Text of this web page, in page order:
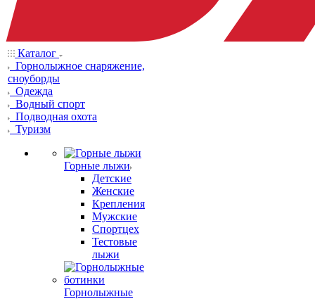
Каталог
Горнолыжное снаряжение,
сноуборды
Одежда
Водный спорт
Подводная охота
Туризм
Горные лыжи
Детские
Женские
Крепления
Мужские
Спортцех
Тестовые
лыжи
Горнолыжные